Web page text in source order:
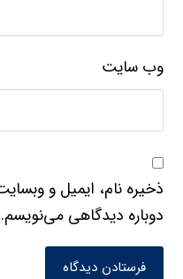
وب‌ سایت
ذخیره نام، ایمیل و
دوباره دیدگاهی می‌نویسم.
فرستادن دیدگاه